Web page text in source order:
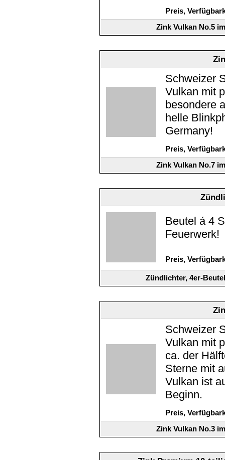
Preis,
Zink Vulkan No.5
Schweizer
Vulkan mit
besondere
helle
Germany!
Preis,
Zink Vulkan No.7
Beutel á 4
Feuerwerk!
Preis,
Zündlichter, 4er-
Schweizer
Vulkan mit
ca. der
Sterne mit
Vulkan ist
Beginn.
Preis,
Zink Vulkan No.3